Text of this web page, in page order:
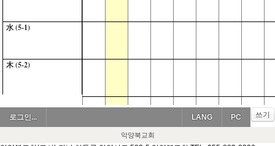
水 (5-1)
木 (5-2)
쓰기
로그인... PC
LANG
악양북교회